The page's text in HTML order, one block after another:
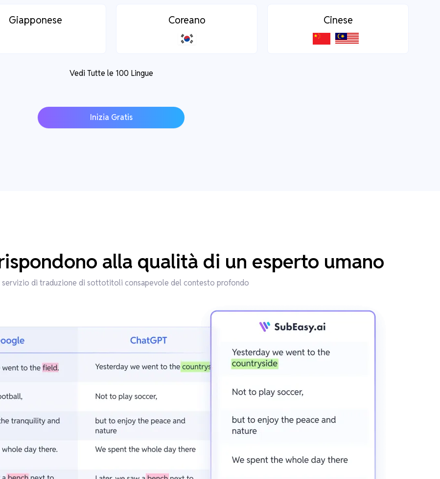
Giapponese Coreano Cinese
Vedi Tutte le 100 Lingue
Inizia Gratis
alla qualità di un esperto umano
servizio di traduzione di sottotitoli consapevole del contesto profondo